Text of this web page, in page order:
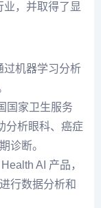
业，并取得了显
过机器学习分析
国家卫生服务
分析眼科、癌症
诊断。
AI 产品，
行数据分析和